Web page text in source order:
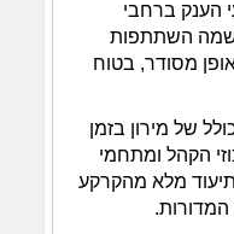
הענק ברחבי
השתתפות
מסודר, בטוח
של מירון בזמן
הקהל ומתחמי
מלא מהקרקע
המדורות.